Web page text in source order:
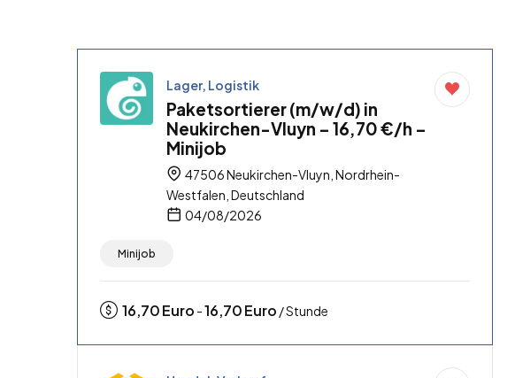
Lager, Logistik
Paketsortierer (m/w/d) in
Neukirchen-Vluyn – 16,70 €/h –
Minijob
47506 Neukirchen-Vluyn, Nordrhein-
Westfalen, Deutschland
04/08/2026
Minijob
16,70Euro -16,70Euro / Stunde